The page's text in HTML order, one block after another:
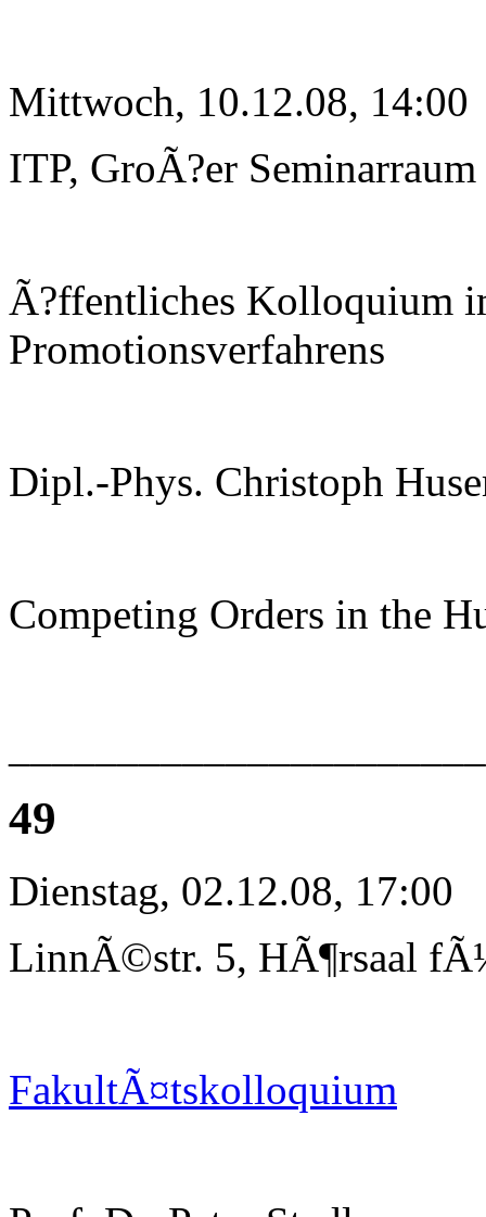
Mittwoch, 10.12.08, 14:00
ITP, GroÃ?er Seminarraum
Ã?ffentliches Kolloquium
Promotionsverfahrens
Dipl.-Phys. Christoph
Competing Orders in the
49
Dienstag, 02.12.08, 17:00
LinnÃ©str. 5, HÃ¶rsaal
FakultÃ¤tskolloquium